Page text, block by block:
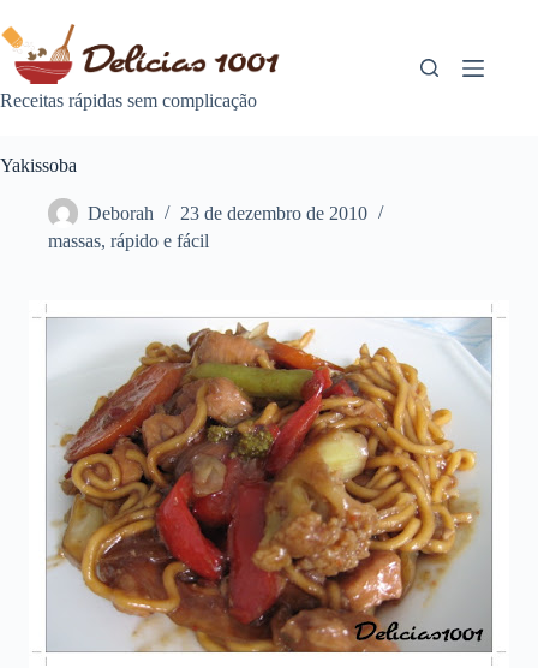
para
conteúdo
Receitas rápidas sem complicação
Yakissoba
Deborah
23 de dezembro de 2010
massas, rápido e fácil